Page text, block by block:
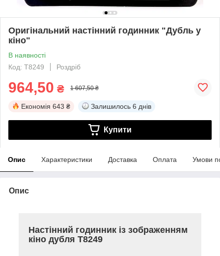
Оригінальний настінний годинник "Дубль у
кіно"
В наявності
Код: T8249
Роздріб
964,50 ₴ 1 607,50 ₴
Економія 643 ₴ Залишилось 6 днів
Купити
Опис Характеристики Доставка Оплата Умови
Опис
Настінний годинник із зображенням
кіно дубля T8249